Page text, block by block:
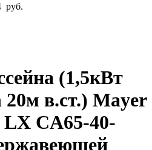
руб.
(1,5кВт
в.ст.) Mayer
CA65-40-